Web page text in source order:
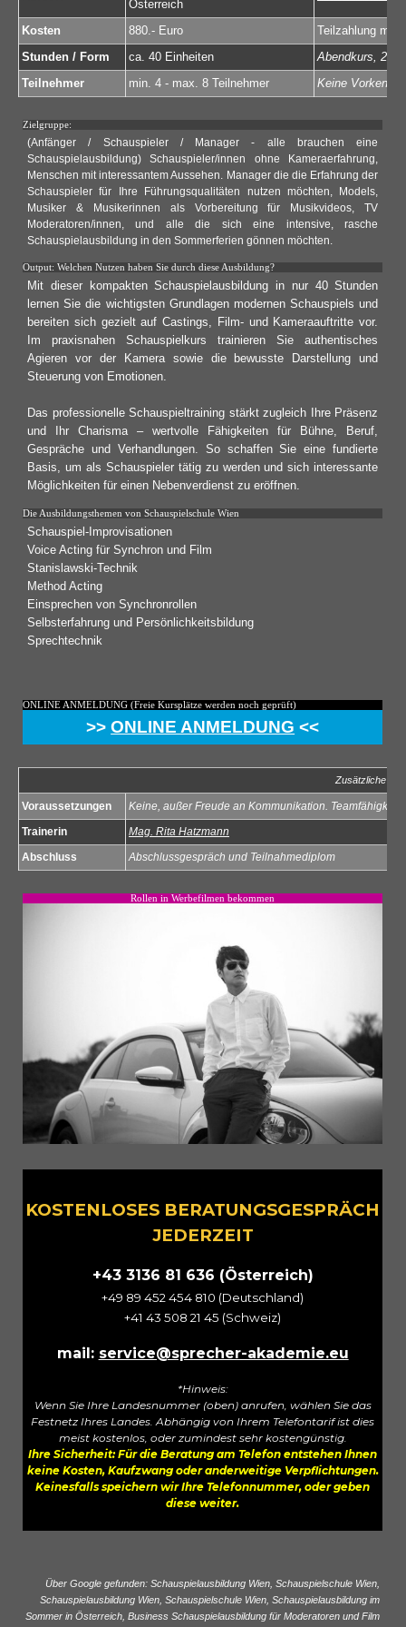
Österreich
Kosten 880.- Euro
Teilzahlung
Stunden / Form
ca. 40 Einheiten
Abendkurs, 2x
Teilnehmer
min. 4 - max. 8 Teilnehmer Keine
Zielgruppe:
(Anfänger / Schauspieler / Manager - alle brauchen eine
Schauspielausbildung) Schauspieler/innen ohne Kameraerfahrung,
Menschen mit interessantem Aussehen. Manager die die Erfahrung der
Schauspieler für Ihre Führungsqualitäten nutzen möchten, Models,
Musiker & Musikerinnen als Vorbereitung für Musikvideos, TV
Moderatoren/innen, und alle die sich eine intensive, rasche
Schauspielausbildung in den Sommerferien gönnen möchten.
Output: Welchen Nutzen haben Sie durch diese Ausbildung?
Mit dieser kompakten Schauspielausbildung in nur 40 Stunden
lernen Sie die wichtigsten Grundlagen modernen Schauspiels und
bereiten sich gezielt auf Castings, Film- und Kameraauftritte vor.
Im praxisnahen Schauspielkurs trainieren Sie authentisches
Agieren vor der Kamera sowie die bewusste Darstellung und
Steuerung von Emotionen.
Das professionelle Schauspieltraining stärkt zugleich Ihre Präsenz
und Ihr Charisma – wertvolle Fähigkeiten für Bühne, Beruf,
Gespräche und Verhandlungen. So schaffen Sie eine fundierte
Basis, um als Schauspieler tätig zu werden und sich interessante
Möglichkeiten für einen Nebenverdienst zu eröffnen.
Die Ausbildungsthemen von Schauspielschule Wien
Schauspiel-Improvisationen
Voice Acting für Synchron und Film
Stanislawski-Technik
Method Acting
Einsprechen von Synchronrollen
Selbsterfahrung und Persönlichkeitsbildung
Sprechtechnik
ONLINE ANMELDUNG (Freie Kursplätze werden noch geprüft)
>>ONLINE ANMELDUNG <<
Zusätzliche
Voraussetzungen
Keine, außer Freude an Kommunikation.
Trainerin
Mag. Rita Hatzmann
Abschluss
Abschlussgespräch und Teilnahmediplom
Rollen in Werbefilmen bekommen
KOSTENLOSES BERATUNGSGESPRÄCH
JEDERZEIT
+43 3136 81 636 (Österreich)
+49 89 452 454 810 (Deutschland)
+41 43 508 21 45 (Schweiz)
mail: service@sprecher-akademie.eu
*Hinweis:
Wenn Sie Ihre Landesnummer (oben) anrufen, wählen Sie das
Festnetz Ihres Landes. Abhängig von Ihrem Telefontarif ist dies
meist kostenlos, oder zumindest sehr kostengünstig.
Ihre Sicherheit: Für die Beratung am Telefon entstehen Ihnen
keine Kosten, Kaufzwang oder anderweitige Verpflichtungen.
Keinesfalls speichern wir Ihre Telefonnummer, oder geben
diese weiter.
Über Google gefunden: Schauspielausbildung Wien, Schauspielschule Wien,
Schauspielausbildung Wien, Schauspielschule Wien, Schauspielausbildung im
Sommer in Österreich, Business Schauspielausbildung für Moderatoren und Film